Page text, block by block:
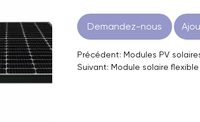
Demandez-nous
Précédent: Modules PV
Suivant: Module solaire flexible